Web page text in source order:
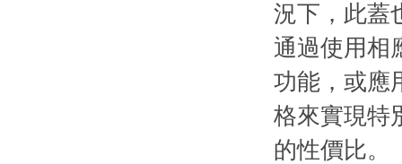
況下，此蓋
通過使用相
功能，或應
格來實現特
的性價比。